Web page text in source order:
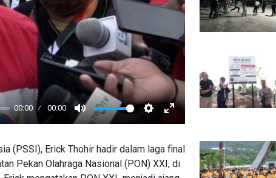
00:00 00:00
Mute Settings
Enter
fullscreen
(PSSI), Erick Thohir hadir dalam laga final
Pekan Olahraga Nasional (PON) XXI, di